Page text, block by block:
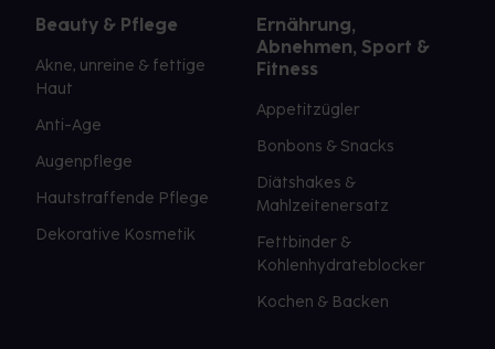
Beauty & Pflege
Akne, unreine & fettige
Haut
Anti-Age
Augenpflege
Hautstraffende Pflege
Dekorative Kosmetik
Ernährung,
Abnehmen, Sport &
Fitness
Appetitzügler
Bonbons & Snacks
Diätshakes &
Mahlzeitenersatz
Fettbinder &
Kohlenhydrateblocker
Kochen & Backen